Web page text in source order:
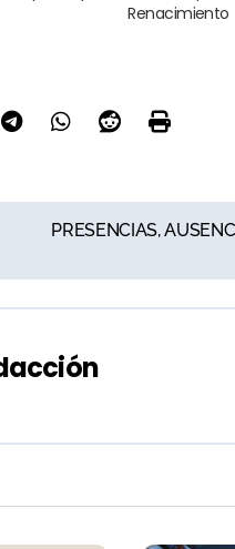
Renacimiento
PRESENCIAS,